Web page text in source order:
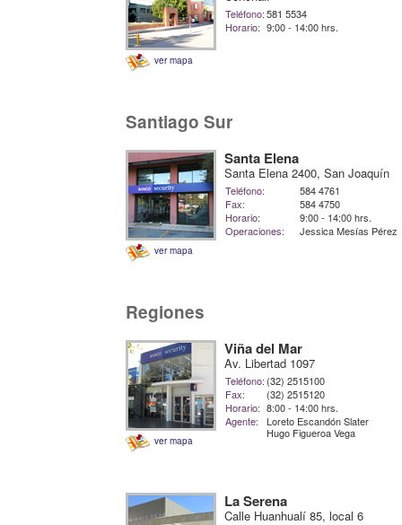
ver mapa
Teléfono:581 5534
Horario: 9:00 - 14:00 hrs.
Santiago Sur
ver mapa
Santa Elena
Santa Elena 2400, San Joaquín
Teléfono:
584 4761
Fax:
584 4750
Horario:
9:00 - 14:00 hrs.
Operaciones:
Jessica Mesías Pérez
Regiones
ver mapa
Viña del Mar
Av. Libertad 1097
Teléfono: (32) 2515100
Fax:
(32) 2515120
Horario: 8:00 - 14:00 hrs.
Agente:
Loreto Escandón Slater
Hugo Figueroa Vega
La Serena
Calle Huanhualí 85, local 6